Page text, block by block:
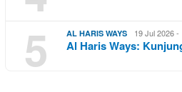
5 AL HARIS WAYS 19 Jul 2026 -
Al Haris Ways: